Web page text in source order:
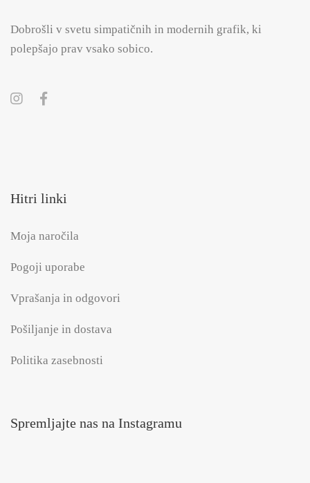
Dobrošli v svetu simpatičnih in modernih grafik, ki
polepšajo prav vsako sobico.
Hitri linki
Moja naročila
Pogoji uporabe
Vprašanja in odgovori
Pošiljanje in dostava
Politika zasebnosti
Spremljajte nas na Instagramu